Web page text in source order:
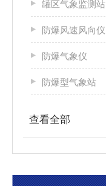
罐区气象监测站
防爆风速风向仪
防爆气象仪
防爆型气象站
查看全部